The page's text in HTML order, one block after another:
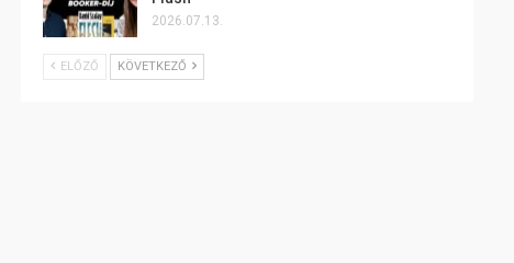
2026.07.13.
ELŐZŐ KÖVETKEZŐ